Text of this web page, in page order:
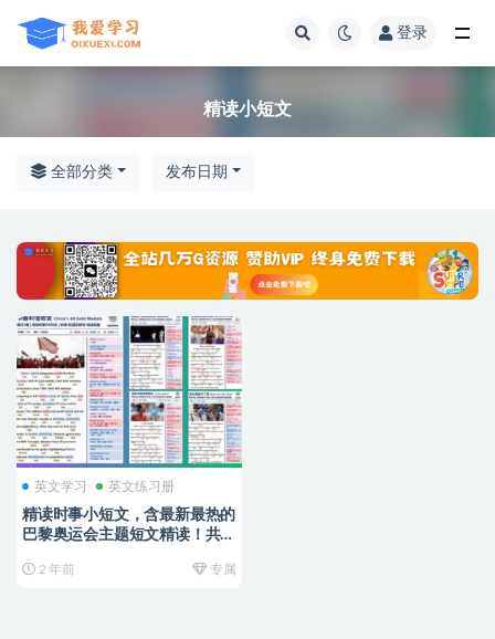
登录
精读小短文
全部分类 发布日期
英文学习 英文练习册
精读时事小短文，含最新最热的
巴黎奥运会主题短文精读！共
2000+词（含配套音频+单词
2 年前 专属